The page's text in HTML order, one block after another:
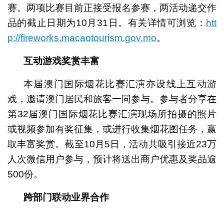
赛。两项比赛目前正接受报名参赛，两活动递交作
品的截止日期为10月31日。有关详情可浏览： htt
p://fireworks.macaotourism.gov.mo。
互动游戏奖赏丰富
本届澳门国际烟花比赛汇演亦设线上互动游
戏，邀请澳门居民和旅客一同参与。参与者分享在
第32届澳门国际烟花比赛汇演现场所拍摄的照片
或视频参加有奖征集，或进行收集烟花图任务，赢
取丰富奖赏。截至10月5日，活动共吸引 接近23万
人次微信用户参与，预计将送出商户优惠及奖品逾
500份。
跨部门联动业界合作